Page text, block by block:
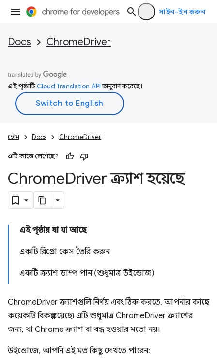
সাইন-ইন করুন
Docs ChromeDriver
এই পৃষ্ঠাটিCloud Translation APIঅনুবাদ করেছে।
হোম Docs ChromeDriver
এটি কাজে লেগেছে?
ChromeDriver ক্র্যাশ হয়েছে
এই পৃষ্ঠায় যা যা আছে
একটি রিপ্রো কেস তৈরি করুন
একটি ক্র্যাশ ডাম্প পান (শুধুমাত্র উইন্ডোজ)
ChromeDriver ক্র্যাশগুলি নির্ণয় এবং ঠিক করতে, আপনার কাছে
কয়েকটি বিকল্প রয়েছে৷ এটি শুধুমাত্র ChromeDriver ক্র্যাশের
জন্য, যা Chrome ক্র্যাশ বা বন্ধ হওয়ার মতো নয়।
উইন্ডোজে, আপনি এই মত কিছু দেখতে পারেন: